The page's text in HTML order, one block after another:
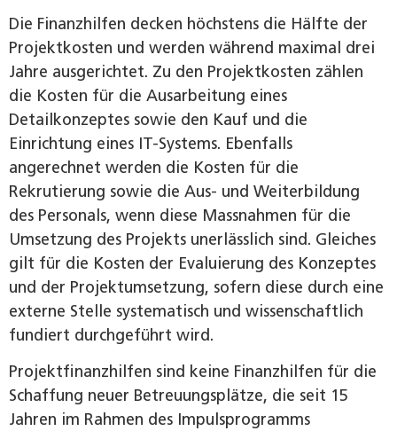
Die Finanzhilfen decken höchstens die Hälfte der
Projektkosten und werden während maximal drei
Jahre ausgerichtet. Zu den Projektkosten zählen
die Kosten für die Ausarbeitung eines
Detailkonzeptes sowie den Kauf und die
Einrichtung eines IT-Systems. Ebenfalls
angerechnet werden die Kosten für die
Rekrutierung sowie die Aus- und Weiterbildung
des Personals, wenn diese Massnahmen für die
Umsetzung des Projekts unerlässlich sind. Gleiches
gilt für die Kosten der Evaluierung des Konzeptes
und der Projektumsetzung, sofern diese durch eine
externe Stelle systematisch und wissenschaftlich
fundiert durchgeführt wird.
Projektfinanzhilfen sind keine Finanzhilfen für die
Schaffung neuer Betreuungsplätze, die seit 15
Jahren im Rahmen des Impulsprogramms